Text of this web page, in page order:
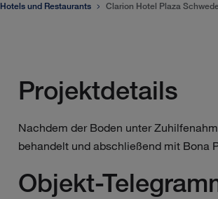
Hotels und Restaurants Clarion Hotel Plaza
Projektdetails
Nachdem der Boden unter
behandelt und abschließend mit Bona
Objekt-